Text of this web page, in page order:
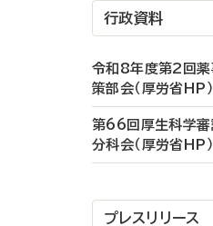
行政資料
令和8年度第2回薬
策部会（厚労省HP）
第66回厚生科学審
分科会（厚労省HP）
プレスリリース